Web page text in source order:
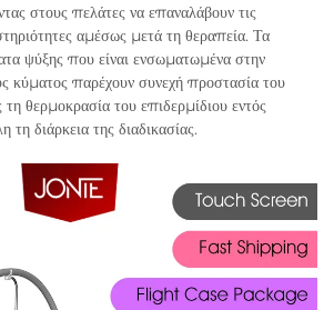
στους πελάτες να επαναλάβουν τις
αμέσως μετά τη θεραπεία. Τα
ψύξης που είναι ενσωματωμένα στην
κύματος παρέχουν συνεχή προστασία του
θερμοκρασία του επιδερμίδιου εντός
τη διάρκεια της διαδικασίας.